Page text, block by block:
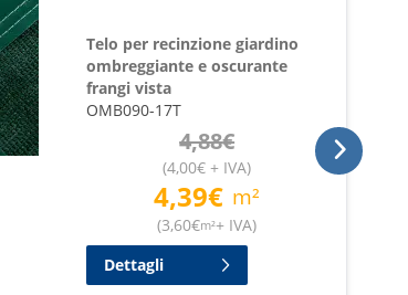
Telo per recinzione giardino
ombreggiante e oscurante
frangi vista
OMB090-17T
4,88€
(4,00€ + IVA)
4,39€ m²
(3,60€m²+ IVA)
Dettagli